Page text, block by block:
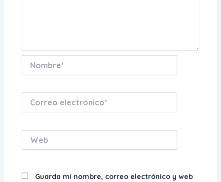
electrónico*
Guarda mi nombre, correo electrónico y web